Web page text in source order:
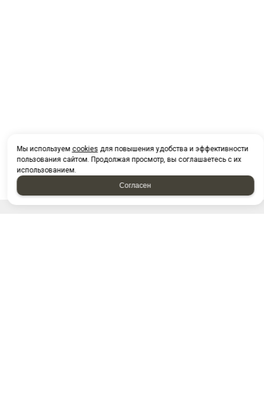
Мы используем cookies для повышения удобства и эффективности
пользования сайтом. Продолжая просмотр, вы соглашаетесь с их
использованием.
Согласен